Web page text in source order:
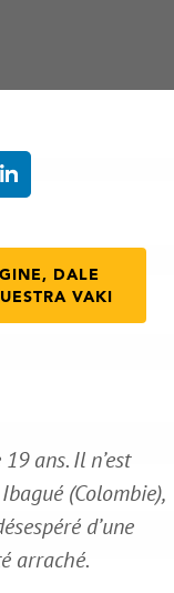
DALE
VAKI
ans. Il n’est
(Colombie),
d’une
arraché.